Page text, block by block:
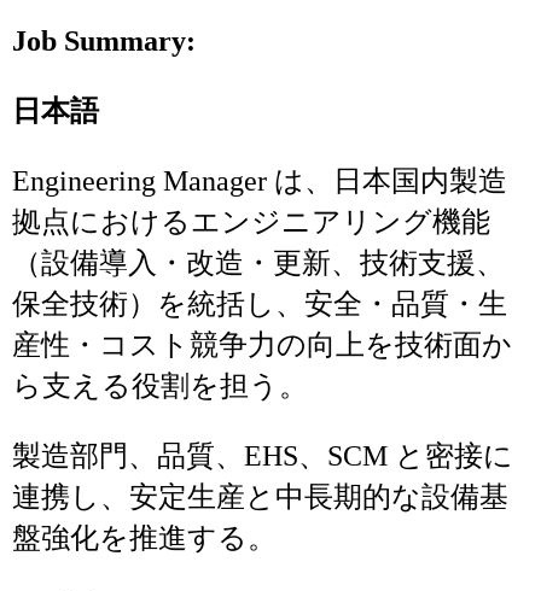
Job Summary:
日本語
Engineering Manager は、日本国内製造
拠点におけるエンジニアリング機能
（設備導入・改造・更新、技術支援、
保全技術）を統括し、安全・品質・生
産性・コスト競争力の向上を技術面か
ら支える役割を担う。
製造部門、品質、EHS、SCM と密接に
連携し、安定生産と中長期的な設備基
盤強化を推進する。